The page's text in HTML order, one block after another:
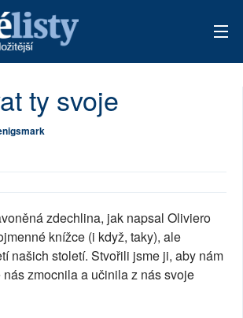
ty svoje
zdechlina, jak napsal Oliviero
knížce (i když, taky), ale
našich století. Stvořili jsme ji, aby nám
zmocnila a učinila z nás svoje